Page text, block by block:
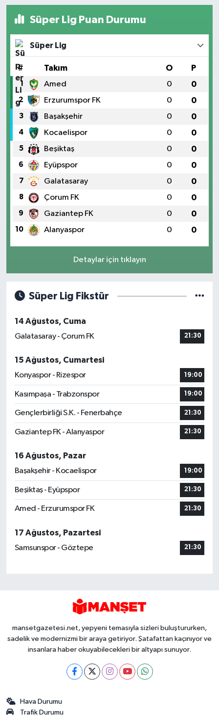
Süper Lig Puan Durumu
Süper Lig
# Takım O P
1 Amed 0 0
2 Erzurumspor FK 0 0
3 Başakşehir 0 0
4 Kocaelispor 0 0
5 Beşiktaş 0 0
6 Eyüpspor 0 0
7 Galatasaray 0 0
8 Çorum FK 0 0
9 Gaziantep FK 0 0
10 Alanyaspor 0 0
Detaylar için tıklayın
Süper Lig Fikstür
14 Ağustos, Cuma
Galatasaray - Çorum FK
21:30
15 Ağustos, Cumartesi
Konyaspor - Rizespor
19:00
Kasımpaşa - Trabzonspor 19:00
Gençlerbirliği S.K. - Fenerbahçe 21:30
Gaziantep FK - Alanyaspor 21:30
16 Ağustos, Pazar
Başakşehir - Kocaelispor
19:00
Beşiktaş - Eyüpspor 21:30
Amed - Erzurumspor FK 21:30
17 Ağustos, Pazartesi
Samsunspor - Göztepe
21:30
mansetgazetesi.net, yepyeni temasıyla sizleri buluştururken,
sadelik ve modernizmi bir araya getiriyor. Şatafattan kaçınıyor ve
insanlara haber okuyabilecekleri bir altyapı sunuyor.
Hava Durumu
Trafik Durumu